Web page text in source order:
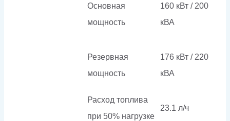
Основная
мощность
160 кВт / 200
кВА
Резервная
мощность
176 кВт / 220
кВА
Расход топлива
при 50% нагрузке
23.1 л/ч